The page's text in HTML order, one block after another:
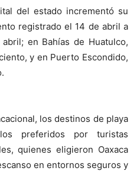
del estado incrementó su
registrado el 14 de abril a
en Bahías de Huatulco,
y en Puerto Escondido,
los destinos de playa
preferidos por turistas
quienes eligieron Oaxaca
en entornos seguros y